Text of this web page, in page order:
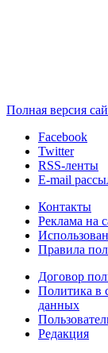
Полная версия
Facebook
Twitter
RSS-ленты
E-mail
Контакты
Реклама на
Правила
Договор
Политика в
данных
Редакция